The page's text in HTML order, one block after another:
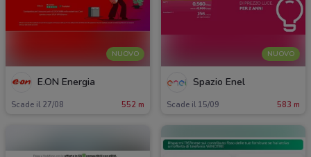
NUOVO
E.ON Energia
Scade il 27/08 552 m
NUOVO
Spazio Enel
Scade il 15/09 583 m